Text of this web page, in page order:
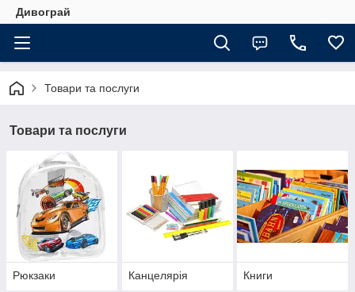
Дивограй
Товари та послуги
Товари та послуги
Рюкзаки Канцелярія Книги